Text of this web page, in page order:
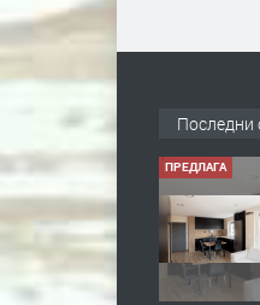
Последни
ПРЕДЛАГА